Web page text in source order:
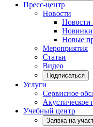
Пресс-центр
Новости
Новости
Новинки
Новые
Мероприятия
Статьи
Видео
Подписаться
Услуги
Сервисное
Акустическое
Учебный центр
Заявка на